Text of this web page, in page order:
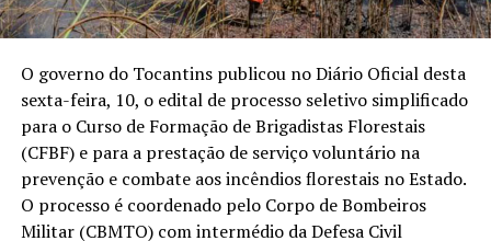
O governo do Tocantins publicou no Diário Oficial desta
sexta-feira, 10, o edital de processo seletivo simplificado
para o Curso de Formação de Brigadistas Florestais
(CFBF) e para a prestação de serviço voluntário na
prevenção e combate aos incêndios florestais no Estado.
O processo é coordenado pelo Corpo de Bombeiros
Militar (CBMTO) com intermédio da Defesa Civil